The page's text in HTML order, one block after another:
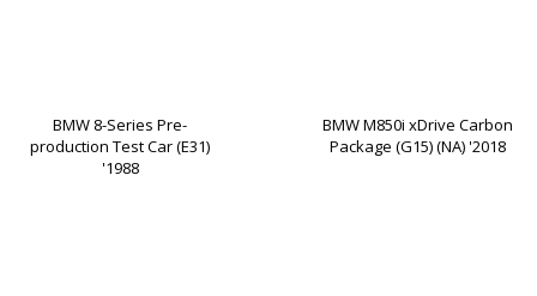
BMW 8-Series Pre-
production Test Car (E31)
'1988
BMW M850i xDrive Carbon
Package (G15) (NA) '2018